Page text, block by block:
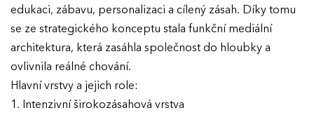
EFFIE 2026
O EFFIE
AKTUALITY
edukaci, zábavu, personalizaci a cílený zásah. Díky tomu
se ze strategického konceptu stala funkční mediální
architektura, která zasáhla společnost do hloubky a
ovlivnila reálné chování.
Hlavní vrstvy a jejich role:
1. Intenzivní širokozásahová vrstva